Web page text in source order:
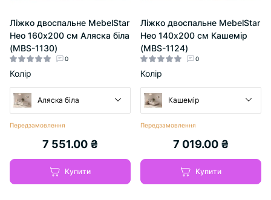
Ліжко двоспальне MebelStar
Нео 160x200 см Аляска біла
(MBS-1130)
Колір
Аляска біла
Передзамовлення
0
7 551.00 ₴
Купити
Ліжко двоспальне MebelStar
Нео 140x200 см Кашемір
(MBS-1124)
Колір
Кашемір
Передзамовлення
0
7 019.00 ₴
Купити